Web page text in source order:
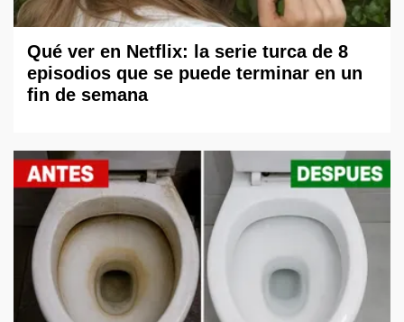
Qué ver en Netflix: la serie turca de 8
episodios que se puede terminar en un
fin de semana